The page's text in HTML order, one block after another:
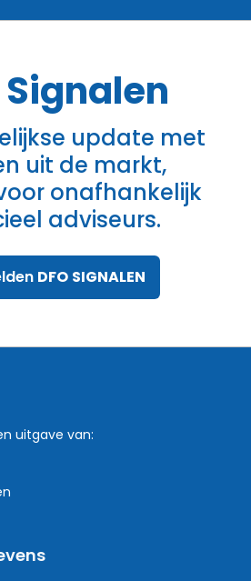
Signalen
update met
uit de markt,
onafhankelijk
adviseurs.
DFO SIGNALEN
uitgave van: